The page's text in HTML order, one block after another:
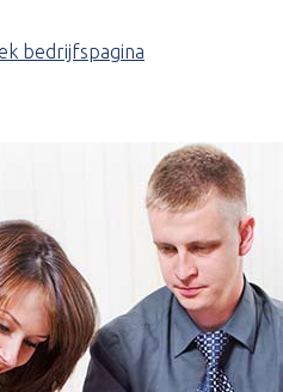
bedrijfspagina